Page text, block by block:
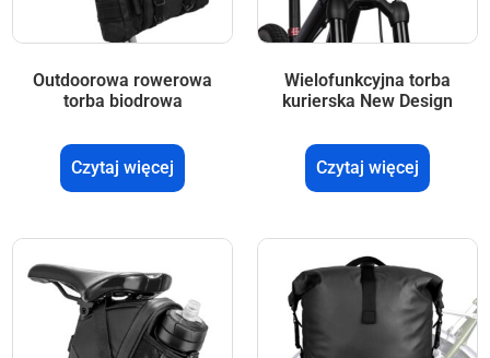
Outdoorowa rowerowa
torba biodrowa
Czytaj więcej
Wielofunkcyjna torba
kurierska New Design
Czytaj więcej